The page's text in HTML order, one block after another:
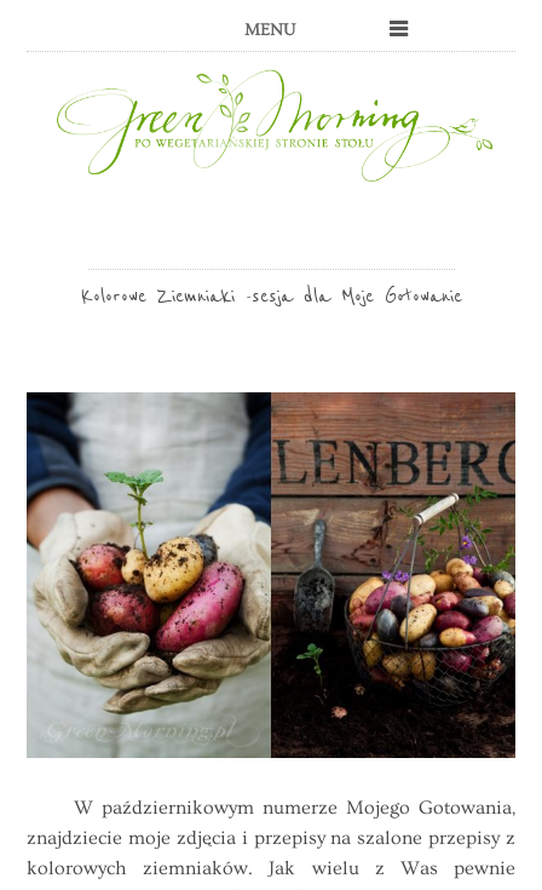
MENU
Kolorowe Ziemniaki -sesja dla Moje Gotowanie
W październikowym numerze Mojego Gotowania,
znajdziecie moje zdjęcia i przepisy na szalone przepisy z
kolorowych ziemniaków. Jak wielu z Was pewnie